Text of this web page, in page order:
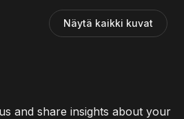
Setlementti ry
Näytä kaikki kuvat
and share insights about your